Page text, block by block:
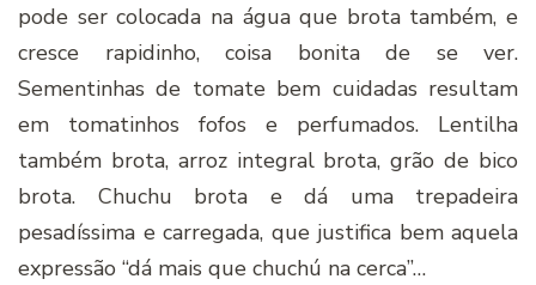
pode ser colocada na água que brota também, e
cresce rapidinho, coisa bonita de se ver.
Sementinhas de tomate bem cuidadas resultam
em tomatinhos fofos e perfumados. Lentilha
também brota, arroz integral brota, grão de bico
brota. Chuchu brota e dá uma trepadeira
pesadíssima e carregada, que justifica bem aquela
expressão “dá mais que chuchú na cerca”…